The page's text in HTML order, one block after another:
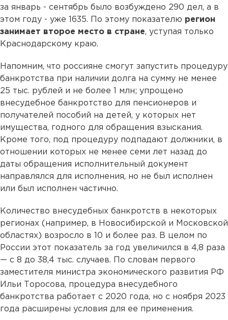
за январь - сентябрь было возбуждено 290 дел, а в
этом году - уже 1635. По этому показателю регион
занимает второе место в стране, уступая только
Краснодарскому краю.
Напомним, что россияне смогут запустить процедуру
банкротства при наличии долга на сумму не менее
25 тыс. рублей и не более 1 млн; упрощено
внесудебное банкротство для пенсионеров и
получателей пособий на детей, у которых нет
имущества, годного для обращения взыскания.
Кроме того, под процедуру подпадают должники, в
отношении которых не менее семи лет назад до
даты обращения исполнительный документ
направлялся для исполнения, но не был исполнен
или был исполнен частично.
Количество внесудебных банкротств в некоторых
регионах (например, в Новосибирской и Московской
областях) возросло в 10 и более раз. В целом по
России этот показатель за год увеличился в 4,8 раза
— с 8 до 38,4 тыс. случаев. По словам первого
заместителя министра экономического развития РФ
Ильи Торосова, процедура внесудебного
банкротства работает с 2020 года, но с ноября 2023
года расширены условия для ее применения.